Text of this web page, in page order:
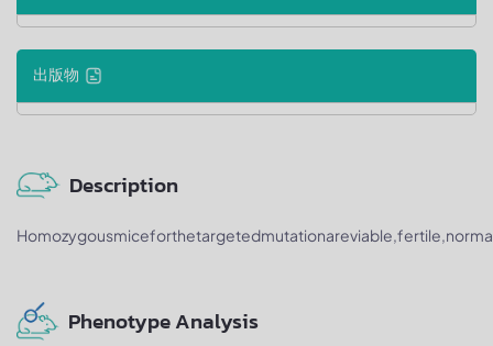
出版物
Description
Phenotype Analysis